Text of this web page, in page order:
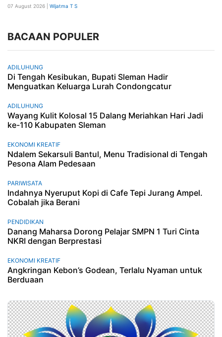
07 August 2026 | Wijatma T S
BACAAN POPULER
ADILUHUNG
Di Tengah Kesibukan, Bupati Sleman Hadir
Menguatkan Keluarga Lurah Condongcatur
ADILUHUNG
Wayang Kulit Kolosal 15 Dalang Meriahkan Hari Jadi
ke-110 Kabupaten Sleman
EKONOMI KREATIF
Ndalem Sekarsuli Bantul, Menu Tradisional di Tengah
Pesona Alam Pedesaan
PARIWISATA
Indahnya Nyeruput Kopi di Cafe Tepi Jurang Ampel.
Cobalah jika Berani
PENDIDIKAN
Danang Maharsa Dorong Pelajar SMPN 1 Turi Cinta
NKRI dengan Berprestasi
EKONOMI KREATIF
Angkringan Kebon’s Godean, Terlalu Nyaman untuk
Berduaan